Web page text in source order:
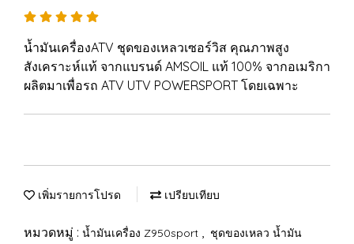
น้ำมันเครื่องATV ชุดของเหลวเซอร์วิส คุณภาพสูง
สังเคราะห์แท้ จากแบรนด์ AMSOIL แท้ 100% จากอเมริกา
ผลิตมาเพื่อรถ ATV UTV POWERSPORT โดยเฉพาะ
เพิ่มรายการโปรด เปรียบเทียบ
หมวดหมู่ : น้ำมันเครื่อง Z950sport , ชุดของเหลว น้ำมัน